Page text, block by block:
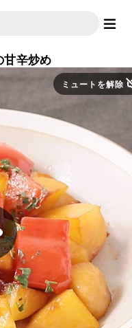
甘辛炒め
ミュートを解除